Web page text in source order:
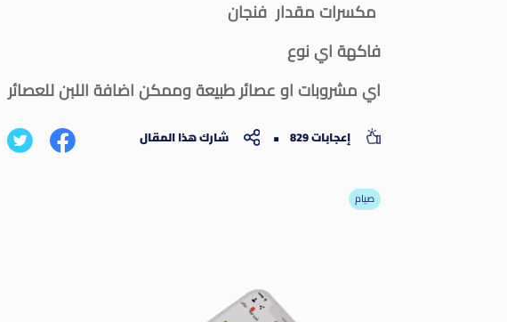
فاكهة اي نوع
اي مشروبات او عصائر طبيعة وممكن اضافة اللبن للعصائر
إعجابات 829 شارك هذا المقال
صيام